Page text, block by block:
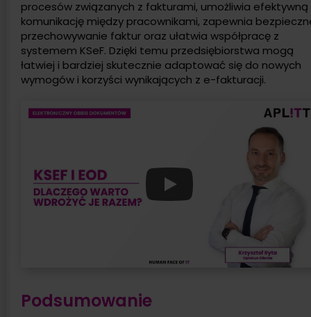
procesów związanych z fakturami, umożliwia efektywną
komunikację między pracownikami, zapewnia
przechowywanie faktur oraz ułatwia współpracę z
systemem KSeF. Dzięki temu przedsiębiorstwa mogą
łatwiej i bardziej skutecznie adaptować się do nowych
wymogów i korzyści wynikających z e-fakturacji.
Podsumowanie